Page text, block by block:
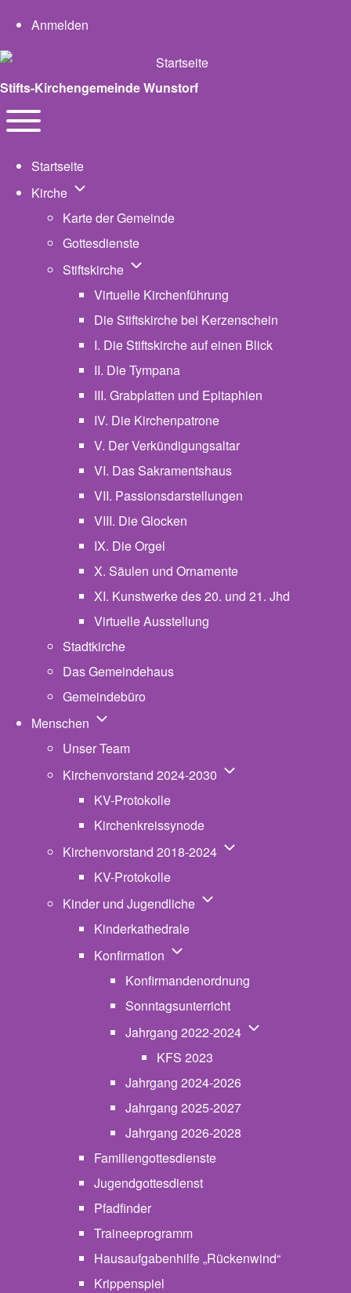
User account menu
Anmelden
Stifts-Kirchengemeinde Wunstorf
Navigation
Startseite
Kirche Unternavigation von Kirche
Karte der Gemeinde
Gottesdienste
Stiftskirche Unternavigation von Stiftskirche
Virtuelle Kirchenführung
Die Stiftskirche bei Kerzenschein
I. Die Stiftskirche auf einen Blick
II. Die Tympana
III. Grabplatten und Epitaphien
IV. Die Kirchenpatrone
V. Der Verkündigungsaltar
VI. Das Sakramentshaus
VII. Passionsdarstellungen
VIII. Die Glocken
IX. Die Orgel
X. Säulen und Ornamente
XI. Kunstwerke des 20. und 21. Jhd
Virtuelle Ausstellung
Stadtkirche
Das Gemeindehaus
Gemeindebüro
Menschen Unternavigation von Menschen
Unser Team
Kirchenvorstand 2024-2030 Unternavigation von
KV-Protokolle
Kirchenkreissynode
Kirchenvorstand 2018-2024 Unternavigation von
KV-Protokolle
Kinder und Jugendliche Unternavigation von
Kinderkathedrale
Konfirmation Unternavigation von
Konfirmandenordnung
Sonntagsunterricht
Jahrgang 2022-2024 Unternavigation
KFS 2023
Jahrgang 2024-2026
Jahrgang 2025-2027
Jahrgang 2026-2028
Familiengottesdienste
Jugendgottesdienst
Pfadfinder
Traineeprogramm
Hausaufgabenhilfe „Rückenwind“
Krippenspiel